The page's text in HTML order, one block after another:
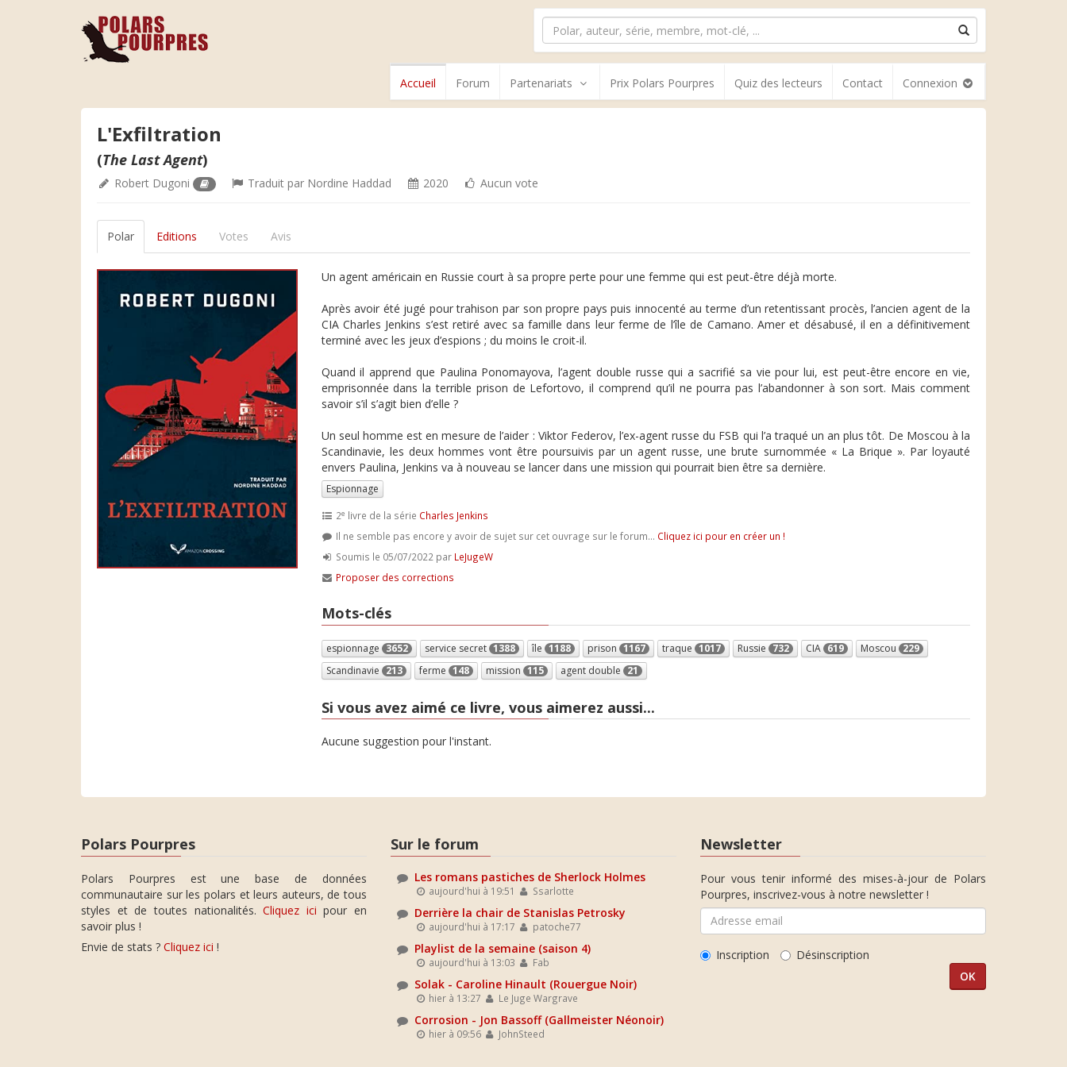
Accueil Forum Partenariats Prix Polars Pourpres Quiz des lecteurs Contact Connexion
L'Exfiltration
(The Last Agent)
Robert Dugoni Traduit par Nordine Haddad 2020 Aucun vote
Polar Editions Votes Avis
Un agent américain en Russie court à sa propre perte pour une femme qui est peut-être déjà morte.
Après avoir été jugé pour trahison par son propre pays puis innocenté au terme d’un retentissant procès, l’ancien agent de la
CIA Charles Jenkins s’est retiré avec sa famille dans leur ferme de l’île de Camano. Amer et désabusé, il en a définitivement
terminé avec les jeux d’espions ; du moins le croit-il.
Quand il apprend que Paulina Ponomayova, l’agent double russe qui a sacrifié sa vie pour lui, est peut-être encore en vie,
emprisonnée dans la terrible prison de Lefortovo, il comprend qu’il ne pourra pas l’abandonner à son sort. Mais comment
savoir s’il s’agit bien d’elle ?
Un seul homme est en mesure de l’aider : Viktor Federov, l’ex-agent russe du FSB qui l’a traqué un an plus tôt. De Moscou à la
Scandinavie, les deux hommes vont être poursuivis par un agent russe, une brute surnommée « La Brique ». Par loyauté
envers Paulina, Jenkins va à nouveau se lancer dans une mission qui pourrait bien être sa dernière.
Espionnage
2e livre de la série Charles Jenkins
Il ne semble pas encore y avoir de sujet sur cet ouvrage sur le forum... Cliquez ici pour en créer un !
Soumis le 05/07/2022 par LeJugeW
Proposer des corrections
Mots-clés
espionnage 3652 service secret 1388 île 1188 prison 1167 traque 1017 Russie 732 CIA 619 Moscou 229
Scandinavie 213 ferme 148 mission 115 agent double 21
Si vous avez aimé ce livre, vous aimerez aussi...
Aucune suggestion pour l'instant.
Polars Pourpres
Polars Pourpres est une base de données
communautaire sur les polars et leurs auteurs, de tous
styles et de toutes nationalités.Cliquez ici pour en
savoir plus !
Envie de stats ? Cliquez ici !
Sur le forum
Les romans pastiches de Sherlock Holmes
aujourd'hui à 19:51 Ssarlotte
Derrière la chair de Stanislas Petrosky
aujourd'hui à 17:17 patoche77
Playlist de la semaine (saison 4)
aujourd'hui à 13:03 Fab
Solak - Caroline Hinault (Rouergue Noir)
hier à 13:27 Le Juge Wargrave
Corrosion - Jon Bassoff (Gallmeister Néonoir)
hier à 09:56 JohnSteed
Newsletter
Pour vous tenir informé des mises-à-jour de Polars
Pourpres, inscrivez-vous à notre newsletter !
Inscription Désinscription